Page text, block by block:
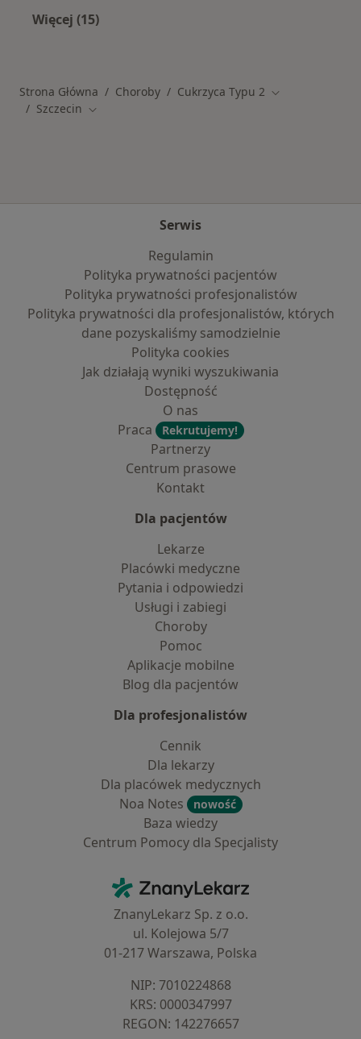
Więcej (15)
Strona Główna Choroby Cukrzyca Typu 2 Zmień miasto
Szczecin Zmień miasto
Serwis
Regulamin
Polityka prywatności pacjentów
Polityka prywatności profesjonalistów
Polityka prywatności dla profesjonalistów, których
dane pozyskaliśmy samodzielnie
Polityka cookies
Jak działają wyniki wyszukiwania
Dostępność
O nas
Praca
Rekrutujemy!
Partnerzy
Centrum prasowe
Kontakt
Dla pacjentów
Lekarze
Placówki medyczne
Pytania i odpowiedzi
Usługi i zabiegi
Choroby
Pomoc
Aplikacje mobilne
Blog dla pacjentów
Dla profesjonalistów
Cennik
Dla lekarzy
Dla placówek medycznych
Noa Notes
nowość
Baza wiedzy
Centrum Pomocy dla Specjalisty
ZnanyLekarz - Strona główna
ZnanyLekarz Sp. z o.o.
ul. Kolejowa 5/7
01-217 Warszawa, Polska
NIP: ⁠7010224868
KRS: ⁠0000347997
REGON: ⁠142276657